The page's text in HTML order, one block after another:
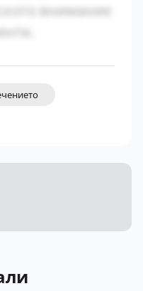
внимание